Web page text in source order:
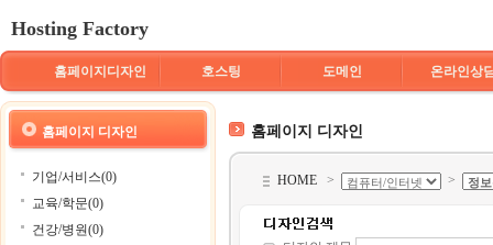
Hosting Factory
홈페이지디자인 호스팅 도메인 온라인상
홈페이지 디자인
기업/서비스(0)
교육/학문(0)
건강/병원(0)
홈페이지 디자인
HOME > >